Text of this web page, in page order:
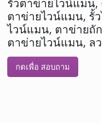
รั้วตาข่ายไวน์แมน,
ตาข่ายไวน์แมน, รั้
ไวน์แมน, ตาข่ายถั
ตาข่ายไวน์แมน, ล
กดเพื่อ สอบถาม